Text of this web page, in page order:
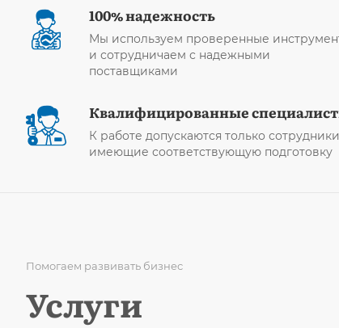
100% надежность
Мы используем проверенные
и сотрудничаем с надежными
поставщиками
Квалифицированные
К работе допускаются только сотрудники
имеющие соответствующую подготовку
Помогаем развивать бизнес
Услуги